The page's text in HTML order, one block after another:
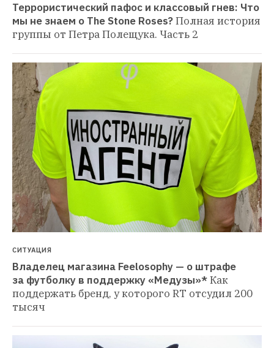
Террористический пафос и классовый гнев: Что
мы не знаем о The Stone Roses?Полная история
группы от Петра Полещука. Часть 2
СИТУАЦИЯ
Владелец магазина Feelosophy — о штрафе
за футболку в поддержку «Медузы»*Как
поддержать бренд, у которого RT отсудил 200
тысяч